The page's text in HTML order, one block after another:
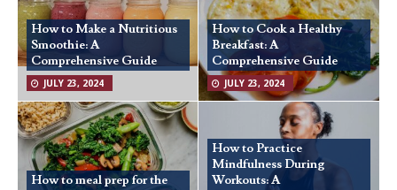
How to Make a Nutritious
Smoothie: A
Comprehensive Guide
JULY 23, 2024
How to Cook a Healthy
Breakfast: A
Comprehensive Guide
JULY 23, 2024
How to meal prep for the
How to Practice
Mindfulness During
Workouts: A